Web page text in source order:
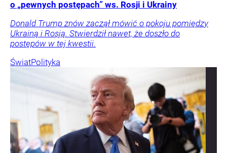
o „pewnych postępach” ws. Rosji i Ukrainy
Donald Trump znów zaczął mówić o pokoju pomiędzy
Ukrainą i Rosją. Stwierdził nawet, że doszło do
postępów w tej kwestii.
ŚwiatPolityka